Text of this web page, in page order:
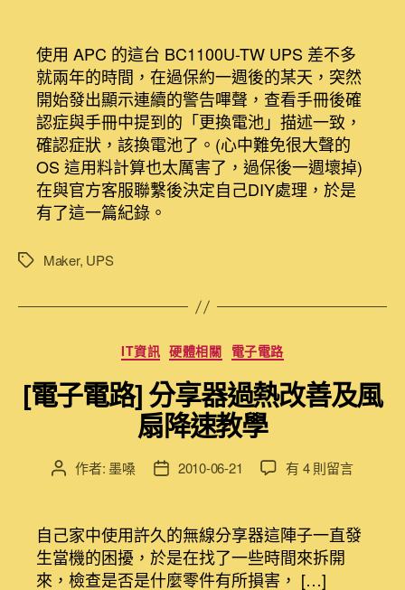
UPS(BC1100U-
TW)
UPS
電
池
步
驟〉
中
使用 APC 的這台 BC1100U-TW UPS 差不多
就兩年的時間，在過保約一週後的某天，突然
開始發出顯示連續的警告嗶聲，查看手冊後確
認症與手冊中提到的「更換電池」描述一致，
確認症狀，該換電池了。(心中難免很大聲的
OS 這用料計算也太厲害了，過保後一週壞掉)
在與官方客服聯繫後決定自己DIY處理，於是
有了這一篇紀錄。
標
Maker, UPS
分
類
IT資訊 硬體相關 電子電路
[電子電路] 分享器過熱改善及風
扇降速教學
文
者
作者: 墨嗓
文
佈
日
期
2010-06-21
在
電
路]
分
享
有 4 則留言
自己家中使用許久的無線分享器這陣子一直發
生當機的困擾，於是在找了一些時間來拆開
來，檢查是否是什麼零件有所損害， […]